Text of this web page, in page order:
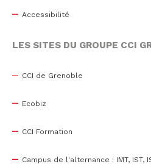
Accessibilité
LES SITES DU GROUPE CCI
CCI de Grenoble
Ecobiz
CCI Formation
Campus de l'alternance : IMT, IST,